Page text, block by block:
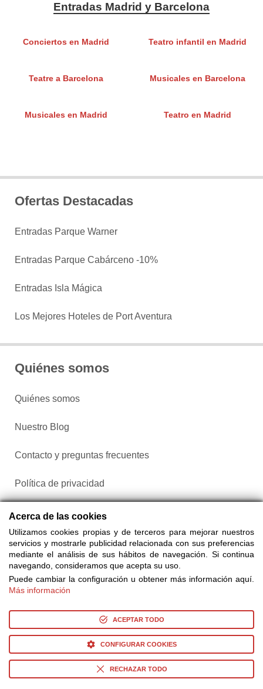
Entradas Madrid y Barcelona
Conciertos en Madrid Teatro infantil en Madrid
Teatre a Barcelona Musicales en Barcelona
Musicales en Madrid Teatro en Madrid
Ofertas Destacadas
Entradas Parque Warner
Entradas Parque Cabárceno -10%
Entradas Isla Mágica
Los Mejores Hoteles de Port Aventura
Quiénes somos
Quiénes somos
Nuestro Blog
Contacto y preguntas frecuentes
Política de privacidad
Configurar cookies
de 25 proveedores
© Copyright 2014-2026 Ociocultura Network SL. - All Rights
Reserved
Acerca de las cookies
Utilizamos cookies propias y de terceros para mejorar nuestros
servicios y mostrarle publicidad relacionada con sus preferencias
mediante el análisis de sus hábitos de navegación. Si continua
navegando, consideramos que acepta su uso.
Puede cambiar la configuración u obtener más información aquí.
Más información
ACEPTAR TODO
CONFIGURAR COOKIES
RECHAZAR TODO